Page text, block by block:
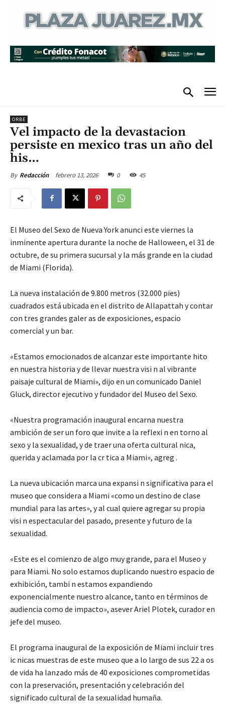
ORBE
Vel impacto de la devastacion
persiste en mexico tras un año del
his…
By Redacción febrero 13, 2026 0 45
El Museo del Sexo de Nueva York anunci este viernes la
inminente apertura durante la noche de Halloween, el 31 de
octubre, de su primera sucursal y la más grande en la ciudad
de Miami (Florida).
La nueva instalación de 9.800 metros (32.000 pies)
cuadrados está ubicada en el distrito de Allapattah y contar
con tres grandes galer as de exposiciones, espacio
comercial y un bar.
«Estamos emocionados de alcanzar este importante hito
en nuestra historia y de llevar nuestra visi n al vibrante
paisaje cultural de Miami», dijo en un comunicado Daniel
Gluck, director ejecutivo y fundador del Museo del Sexo.
«Nuestra programación inaugural encarna nuestra
ambición de ser un foro que invite a la reflexi n en torno al
sexo y la sexualidad, y de traer una oferta cultural nica,
querida y aclamada por la cr tica a Miami», agreg .
La nueva ubicación marca una expansi n significativa para el
museo que considera a Miami «como un destino de clase
mundial para las artes», y al cual quiere agregar su propia
visi n espectacular del pasado, presente y futuro de la
sexualidad.
«Este es el comienzo de algo muy grande, para el Museo y
para Miami. No solo estamos duplicando nuestro espacio de
exhibición, tambi n estamos expandiendo
exponencialmente nuestro alcance, tanto en términos de
audiencia como de impacto», asever Ariel Plotek, curador en
jefe del museo.
El programa inaugural de la exposición de Miami incluir tres
ic nicas muestras de este museo que a lo largo de sus 22 a os
de vida ha lanzado más de 40 exposiciones comprometidas
con la preservación, presentación y celebración del
significado cultural de la sexualidad humaña.